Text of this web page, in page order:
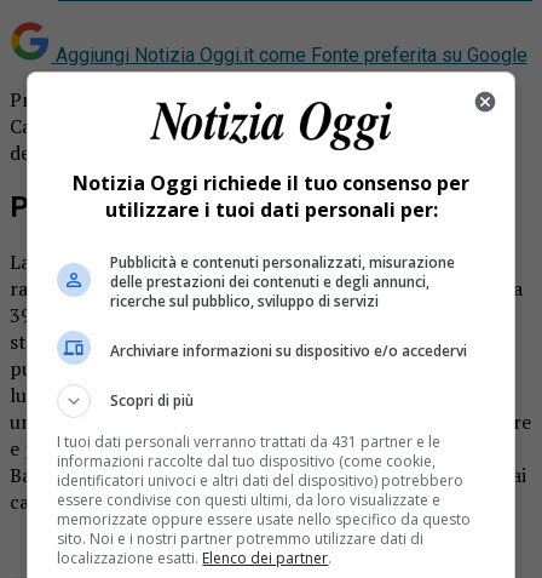
Aggiungi Notizia Oggi.it come Fonte preferita su Google
Prostituta minacciata dopo il rapporto sessuale nel
Canavese. La vittima è una 39enne albanese che ha sporto
denuncia ai carabinieri
Prostituta minacciata con pistola
La minaccia e la rapina dopo aver consumato con lei un
rapporto sessuale. Vittima dell’aggressione una prostituta
39enne albanese. Un suo cliente stava percorrendo la
strada provinciale 53 di San Giorgio Canavese, a un certo
punto si ferma per accordarsi con la donna e la porta in
luogo appartato. Lì, a incontro concluso, la minaccia con
una pistola e la rapina, portandole via un telefono cellulare
e pochi soldi. Precisamente, l’episodio è accaduto tra
Barone Canavese e Caluso. La vittima ha sporto denuncia ai
carabinieri.
Notizia Oggi richiede il tuo consenso per
utilizzare i tuoi dati personali per:
Pubblicità e contenuti personalizzati, misurazione
delle prestazioni dei contenuti e degli annunci,
ricerche sul pubblico, sviluppo di servizi
Archiviare informazioni su dispositivo e/o accedervi
Scopri di più
I tuoi dati personali verranno trattati da 431 partner e le
informazioni raccolte dal tuo dispositivo (come cookie,
identificatori univoci e altri dati del dispositivo) potrebbero
essere condivise con questi ultimi, da loro visualizzate e
memorizzate oppure essere usate nello specifico da questo
sito. Noi e i nostri partner potremmo utilizzare dati di
localizzazione esatti. Elenco dei partner.